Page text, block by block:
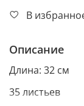
В
Описание
Длина: 32 см
35 листьев